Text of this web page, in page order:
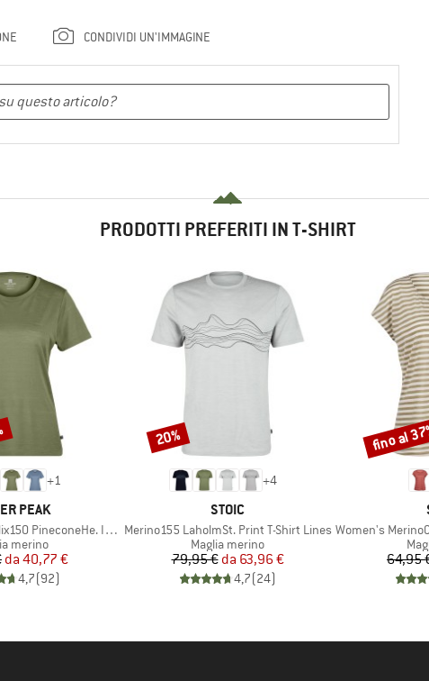
CONDIVIDI UN'IMMAGINE
PRODOTTI PREFERITI IN T-SHIRT
+1
PEAK
PineconeHe. II T-Shirt
di prodotti
merino
Prezzo
Prezzo ridotto
da 40,77 €
4,7(92)
+4
MARCHIO
STOIC
Articolo
Merino155 LaholmSt. Print T-Shirt Lines
Gruppo di prodotti
Maglia merino
Prezzo
79,95 € Prezzo ridotto
da 63,96 €
4,7(24)
Sconto
20%
Articolo
Women's MerinoChill
64,95
Sconto
fino al